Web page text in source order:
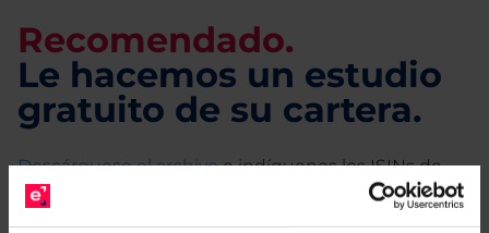
Recomendado.
Le hacemos un estudio
gratuito de su cartera.
Descárguese el archivoe indíquenos los ISINs de
sus Fondos y nuestros expertos le enviarán un